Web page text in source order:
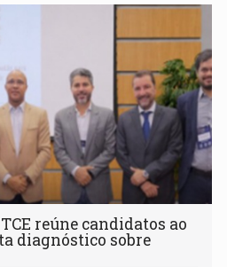
reúne candidatos ao
diagnóstico sobre